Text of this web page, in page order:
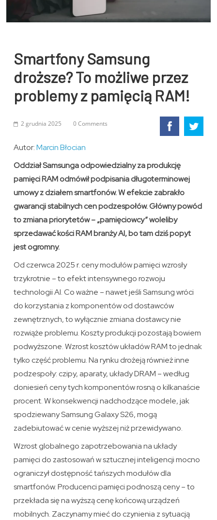
Smartfony Samsung
droższe? To możliwe przez
problemy z pamięcią RAM!
2 grudnia 2025 0 Comments
Autor:Marcin Błocian
Oddział Samsunga odpowiedzialny za produkcję
pamięci RAM odmówił podpisania długoterminowej
umowy z działem smartfonów. W efekcie zabrakło
gwarancji stabilnych cen podzespołów. Główny powód
to zmiana priorytetów – „pamięciowcy” woleliby
sprzedawać kości RAM branży AI, bo tam dziś popyt
jest ogromny.
Od czerwca 2025 r. ceny modułów pamięci wzrosły
trzykrotnie – to efekt intensywnego rozwoju
technologii AI. Co ważne – nawet jeśli Samsung wróci
do korzystania z komponentów od dostawców
zewnętrznych, to wyłącznie zmiana dostawcy nie
rozwiąże problemu. Koszty produkcji pozostają bowiem
podwyższone. Wzrost kosztów układów RAM to jednak
tylko część problemu. Na rynku drożeją również inne
podzespoły: czipy, aparaty, układy DRAM – według
doniesień ceny tych komponentów rosną o kilkanaście
procent. W konsekwencji nadchodzące modele, jak
spodziewany Samsung Galaxy S26, mogą
zadebiutować w cenie wyższej niż przewidywano.
Wzrost globalnego zapotrzebowania na układy
pamięci do zastosowań w sztucznej inteligencji mocno
ograniczył dostępność tańszych modułów dla
smartfonów. Producenci pamięci podnoszą ceny – to
przekłada się na wyższą cenę końcową urządzeń
mobilnych. Zaczynamy mieć do czynienia z sytuacją